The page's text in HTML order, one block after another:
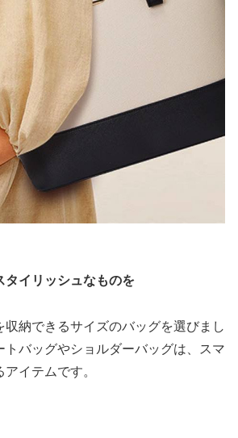
タイリッシュなものを
収納できるサイズのバッグを選びまし
トバッグやショルダーバッグは、スマ
イテムです。